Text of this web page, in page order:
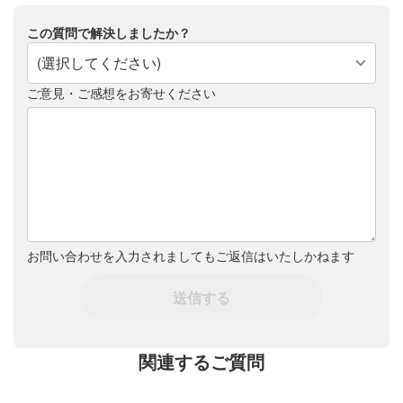
この質問で解決しましたか？
(選択してください)
ご意見・ご感想をお寄せください
お問い合わせを入力されましてもご返信はいたしかねます
送信する
関連するご質問